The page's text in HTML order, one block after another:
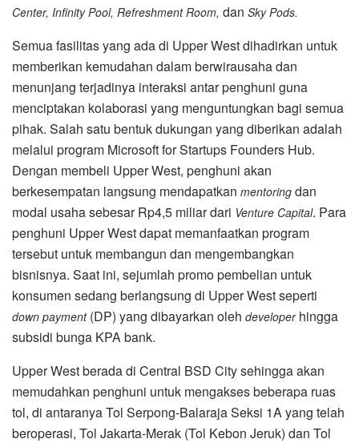
Center, Infinity Pool, Refreshment Room, dan Sky Pods.
Semua fasilitas yang ada di Upper West dihadirkan untuk
memberikan kemudahan dalam berwirausaha dan
menunjang terjadinya interaksi antar penghuni guna
menciptakan kolaborasi yang menguntungkan bagi semua
pihak. Salah satu bentuk dukungan yang diberikan adalah
melalui program Microsoft for Startups Founders Hub.
Dengan membeli Upper West, penghuni akan
berkesempatan langsung mendapatkan mentoring dan
modal usaha sebesar Rp4,5 miliar dari Venture Capital. Para
penghuni Upper West dapat memanfaatkan program
tersebut untuk membangun dan mengembangkan
bisnisnya. Saat ini, sejumlah promo pembelian untuk
konsumen sedang berlangsung di Upper West seperti
down payment(DP) yang dibayarkan oleh developerhingga
subsidi bunga KPA bank.
Upper West berada di Central BSD City sehingga akan
memudahkan penghuni untuk mengakses beberapa ruas
tol, di antaranya Tol Serpong-Balaraja Seksi 1A yang telah
beroperasi, Tol Jakarta-Merak (Tol Kebon Jeruk) dan Tol